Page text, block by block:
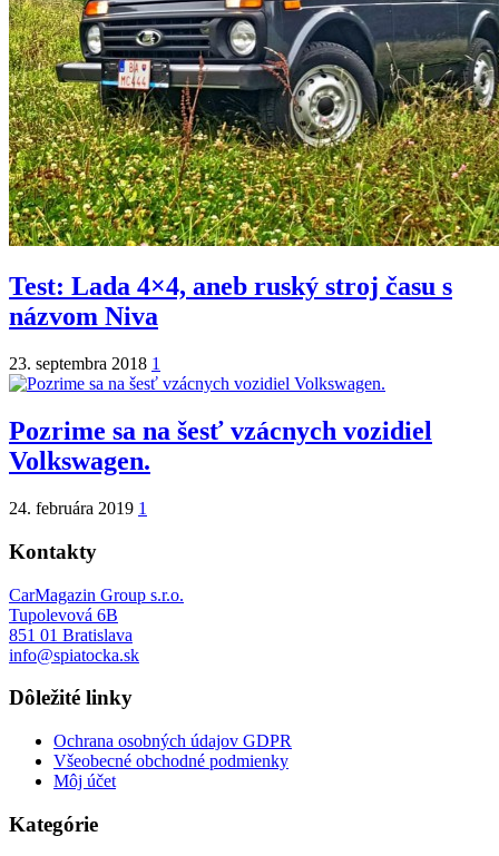
Test: Lada 4×4, aneb ruský stroj času s
názvom Niva
23. septembra 2018 1
Pozrime sa na šesť vzácnych vozidiel
Volkswagen.
24. februára 2019 1
Kontakty
CarMagazin Group s.r.o.
Tupolevová 6B
851 01 Bratislava
info@spiatocka.sk
Dôležité linky
Ochrana osobných údajov GDPR
Všeobecné obchodné podmienky
Môj účet
Kategórie